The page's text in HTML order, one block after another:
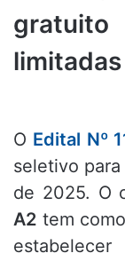
limitadas
O Edital Nº
seletivo
de 2025. O
A2 tem